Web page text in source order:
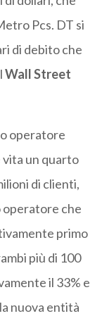
Pcs. DT si
di debito che
Wall Street
operatore
vita un quarto
di clienti,
operatore che
primo
più di 100
il 33% e
nuova entità